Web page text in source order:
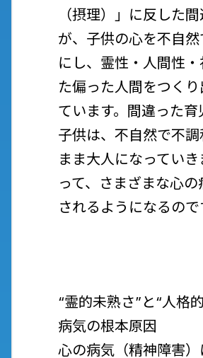
（摂理）」に反した
が、子供の心を不自
にし、霊性・人間性
た偏った人間をつく
ています。間違った
子供は、不自然で不
まま大人になってい
って、さまざまな心
されるようになるので
“霊的未熟さ”と“人格
病気の根本原因
心の病気（精神障害